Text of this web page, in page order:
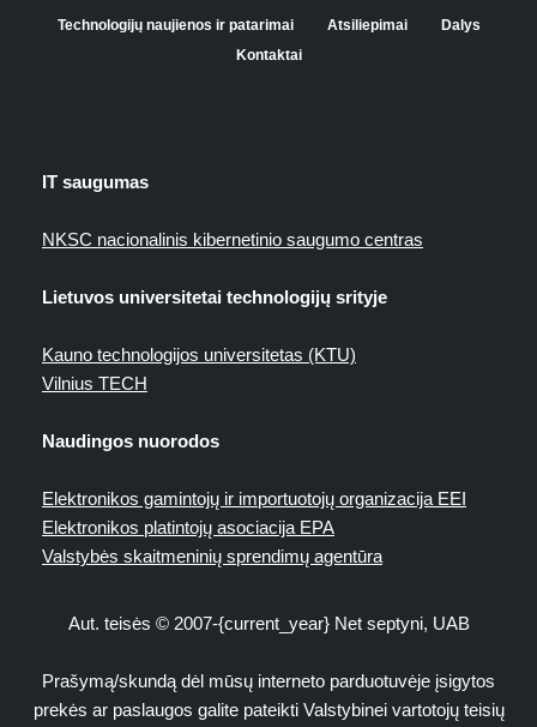
Technologijų naujienos ir patarimai Atsiliepimai
Dalys
Kontaktai
IT saugumas
NKSC nacionalinis kibernetinio saugumo centras
Lietuvos universitetai technologijų srityje
Kauno technologijos universitetas (KTU)
Vilnius TECH
Naudingos nuorodos
Elektronikos gamintojų ir importuotojų organizacija EEI
Elektronikos platintojų asociacija EPA
Valstybės skaitmeninių sprendimų agentūra
Aut. teisės © 2007-{current_year} Net septyni, UAB
Prašymą/skundą dėl mūsų interneto parduotuvėje įsigytos
prekės ar paslaugos galite pateikti Valstybinei vartotojų teisių